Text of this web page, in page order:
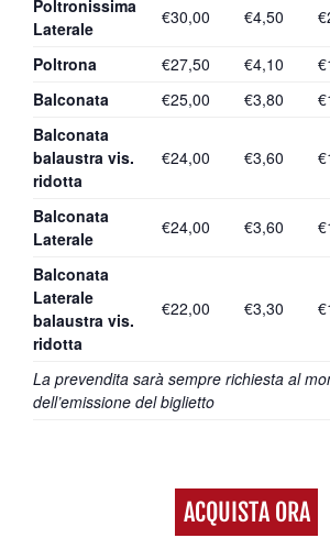
La prevendita sarà sempre richiesta al
dell’emissione del biglietto
Poltronissima
Laterale
€30,00 €4,50
Poltrona €27,50 €4,10
Balconata
€25,00 €3,80
Balconata
balaustra vis.
ridotta
€24,00 €3,60
Balconata
Laterale
€24,00 €3,60
Balconata
Laterale
balaustra vis.
ridotta
€22,00 €3,30
ACQUISTA ORA